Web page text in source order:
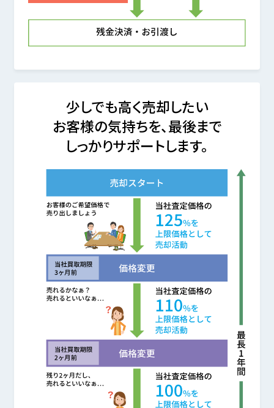
少しでも高く売却したい
お客様の気持ちを、最後まで
しっかりサポートします。